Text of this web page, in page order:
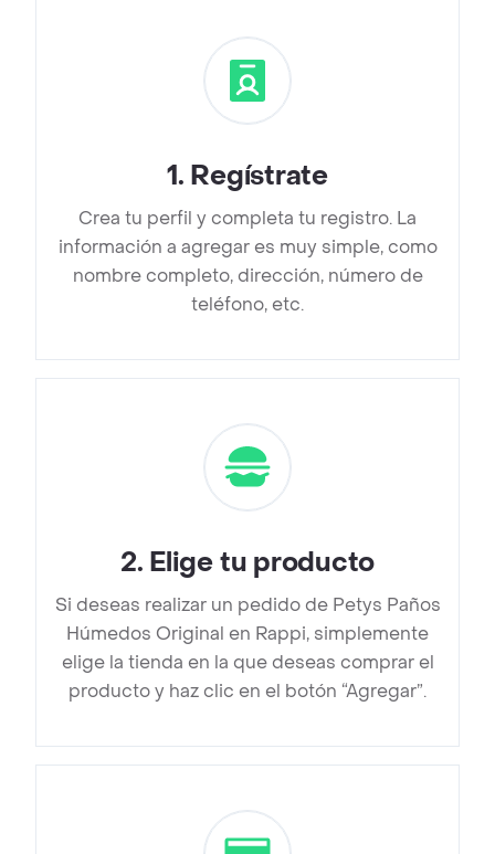
1. Regístrate
Crea tu perfil y completa tu registro. La
información a agregar es muy simple, como
nombre completo, dirección, número de
teléfono, etc.
2. Elige tu producto
Si deseas realizar un pedido de Petys Paños
Húmedos Original en Rappi, simplemente
elige la tienda en la que deseas comprar el
producto y haz clic en el botón “Agregar”.